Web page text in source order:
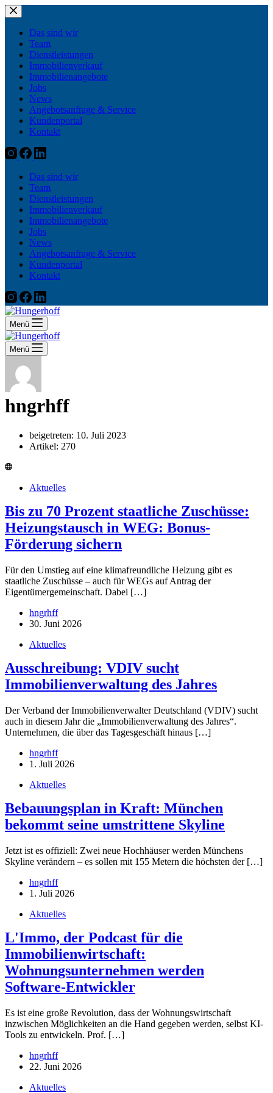
Zum
Inhalt
springenDas sind wir
Team
Dienstleistungen
Immobilienverkauf
Immobilienangebote
Jobs
News
Angebotsanfrage & Service
Kundenportal
Kontakt
Das sind wir
Team
Dienstleistungen
Immobilienverkauf
Immobilienangebote
Jobs
News
Angebotsanfrage & Service
Kundenportal
Kontakt
Menü
Menü
hngrhff
beigetreten: 10. Juli 2023
Artikel: 270
Aktuelles
Bis zu 70 Prozent staatliche Zuschüsse:
Heizungstausch in WEG: Bonus-
Förderung sichern
Für den Umstieg auf eine klimafreundliche Heizung gibt es
staatliche Zuschüsse – auch für WEGs auf Antrag der
Eigentümergemeinschaft. Dabei […]
hngrhff
30. Juni 2026
Aktuelles
Ausschreibung: VDIV sucht
Immobilienverwaltung des Jahres
Der Verband der Immobilienverwalter Deutschland (VDIV) sucht
auch in diesem Jahr die „Immobilienverwaltung des Jahres“.
Unternehmen, die über das Tagesgeschäft hinaus […]
hngrhff
1. Juli 2026
Aktuelles
Bebauungsplan in Kraft: München
bekommt seine umstrittene Skyline
Jetzt ist es offiziell: Zwei neue Hochhäuser werden Münchens
Skyline verändern – es sollen mit 155 Metern die höchsten der […]
hngrhff
1. Juli 2026
Aktuelles
L'Immo, der Podcast für die
Immobilienwirtschaft:
Wohnungsunternehmen werden
Software-Entwickler
Es ist eine große Revolution, dass der Wohnungswirtschaft
inzwischen Möglichkeiten an die Hand gegeben werden, selbst KI-
Tools zu entwickeln. Prof. […]
hngrhff
22. Juni 2026
Aktuelles